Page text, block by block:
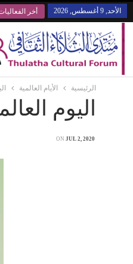
الأحد, 9 أغسطس, 2026 أخر
الرئيسية الأيام العالمية
اليوم
ON JUL 2, 2020